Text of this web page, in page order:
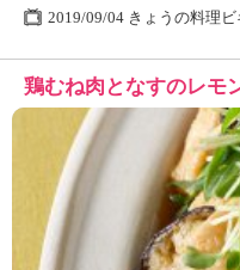
2019/09/04 きょうの料理
鶏むね肉となすのレモ